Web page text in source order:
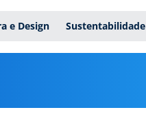
e Design Sustentabilidade